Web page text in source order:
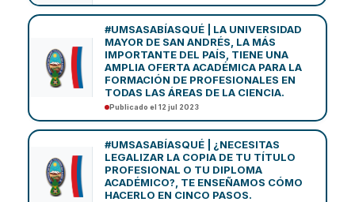
#UMSASABÍASQUÉ | LA UNIVERSIDAD
MAYOR DE SAN ANDRÉS, LA MÁS
IMPORTANTE DEL PAÍS, TIENE UNA
AMPLIA OFERTA ACADÉMICA PARA LA
FORMACIÓN DE PROFESIONALES EN
TODAS LAS ÁREAS DE LA CIENCIA.
Publicado el 12 jul 2023
#UMSASABÍASQUÉ | ¿NECESITAS
LEGALIZAR LA COPIA DE TU TÍTULO
PROFESIONAL O TU DIPLOMA
ACADÉMICO?, TE ENSEÑAMOS CÓMO
HACERLO EN CINCO PASOS.